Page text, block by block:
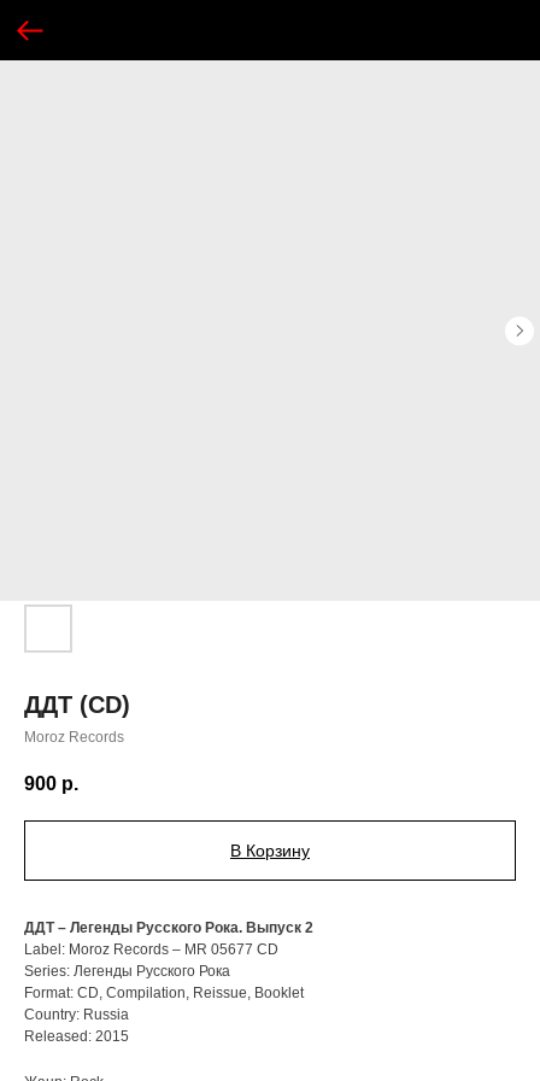
ДДТ (CD)
Moroz Records
900 р.
В Корзину
ДДТ – Легенды Русского Рока. Выпуск 2
Label: Moroz Records – MR 05677 CD
Series: Легенды Русского Рока
Format: CD, Compilation, Reissue, Booklet
Country: Russia
Released: 2015